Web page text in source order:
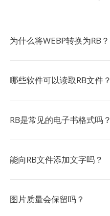
为什么将WEBP转换为RB？
哪些软件可以读取RB文件？
RB是常见的电子书格式吗？
能向RB文件添加文字吗？
图片质量会保留吗？